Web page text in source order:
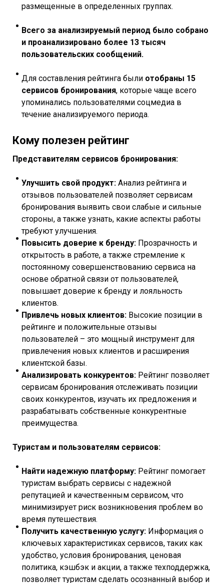
размещенные в определенных группах.
Всего за анализируемый период было собрано
и проанализировано более 13 тысяч
пользовательских сообщений.
Для составления рейтинга были отобраны 15
сервисов бронирования, которые чаще всего
упоминались пользователями соцмедиа в
течение анализируемого периода.
Кому полезен рейтинг
Представителям сервисов бронирования:
Улучшить свой продукт: Анализ рейтинга и
отзывов пользователей позволяет сервисам
бронирования выявить свои слабые и сильные
стороны, а также узнать, какие аспекты работы
требуют улучшения.
Повысить доверие к бренду: Прозрачность и
открытость в работе, а также стремление к
постоянному совершенствованию сервиса на
основе обратной связи от пользователей,
повышает доверие к бренду и лояльность
клиентов.
Привлечь новых клиентов: Высокие позиции в
рейтинге и положительные отзывы
пользователей – это мощный инструмент для
привлечения новых клиентов и расширения
клиентской базы.
Анализировать конкурентов: Рейтинг позволяет
сервисам бронирования отслеживать позиции
своих конкурентов, изучать их предложения и
разрабатывать собственные конкурентные
преимущества.
Туристам и пользователям сервисов:
Найти надежную платформу: Рейтинг помогает
туристам выбрать сервисы с надежной
репутацией и качественным сервисом, что
минимизирует риск возникновения проблем во
время путешествия.
Получить качественную услугу: Информация о
ключевых характеристиках сервисов, таких как
удобство, условия бронирования, ценовая
политика, кэшбэк и акции, а также техподдержка,
позволяет туристам сделать осознанный выбор и